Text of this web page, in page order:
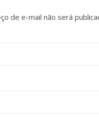
de e-mail não será